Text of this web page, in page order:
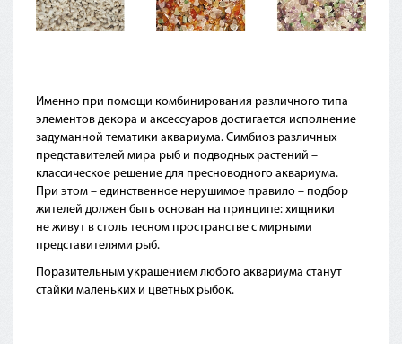
Именно при помощи комбинирования различного типа
элементов декора и аксессуаров достигается исполнение
задуманной тематики аквариума. Симбиоз различных
представителей мира рыб и подводных растений –
классическое решение для пресноводного аквариума.
При этом – единственное нерушимое правило – подбор
жителей должен быть основан на принципе: хищники
не живут в столь тесном пространстве с мирными
представителями рыб.
Поразительным украшением любого аквариума станут
стайки маленьких и цветных рыбок.